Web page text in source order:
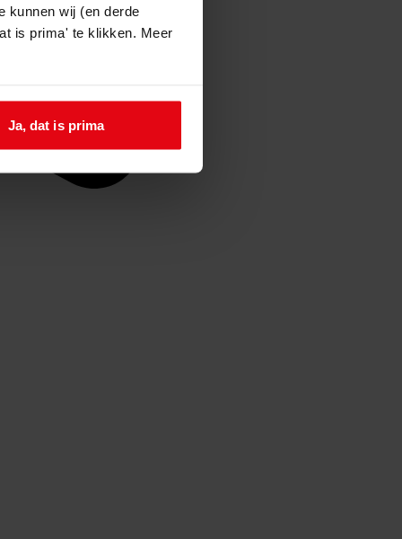
kunnen wij (en derde
is prima' te klikken. Meer
Ja, dat is prima